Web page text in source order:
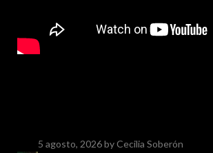
5 agosto, 2026by Cecilia Soberón